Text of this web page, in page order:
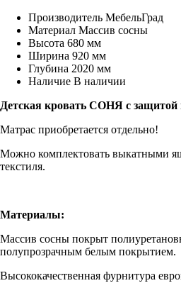
Производитель МебельГрад
Материал Массив сосны
Высота 680 мм
Ширина 920 мм
Глубина 2020 мм
Наличие В наличии
Детская кровать СОНЯ с защитой
Матрас приобретается отдельно!
Можно комплектовать выкатными
текстиля.
Материалы:
Массив сосны покрыт
полупрозрачным белым покрытием.
Высококачественная фурнитура